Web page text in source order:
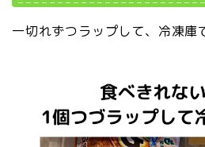
一切れずつラップして、冷凍庫